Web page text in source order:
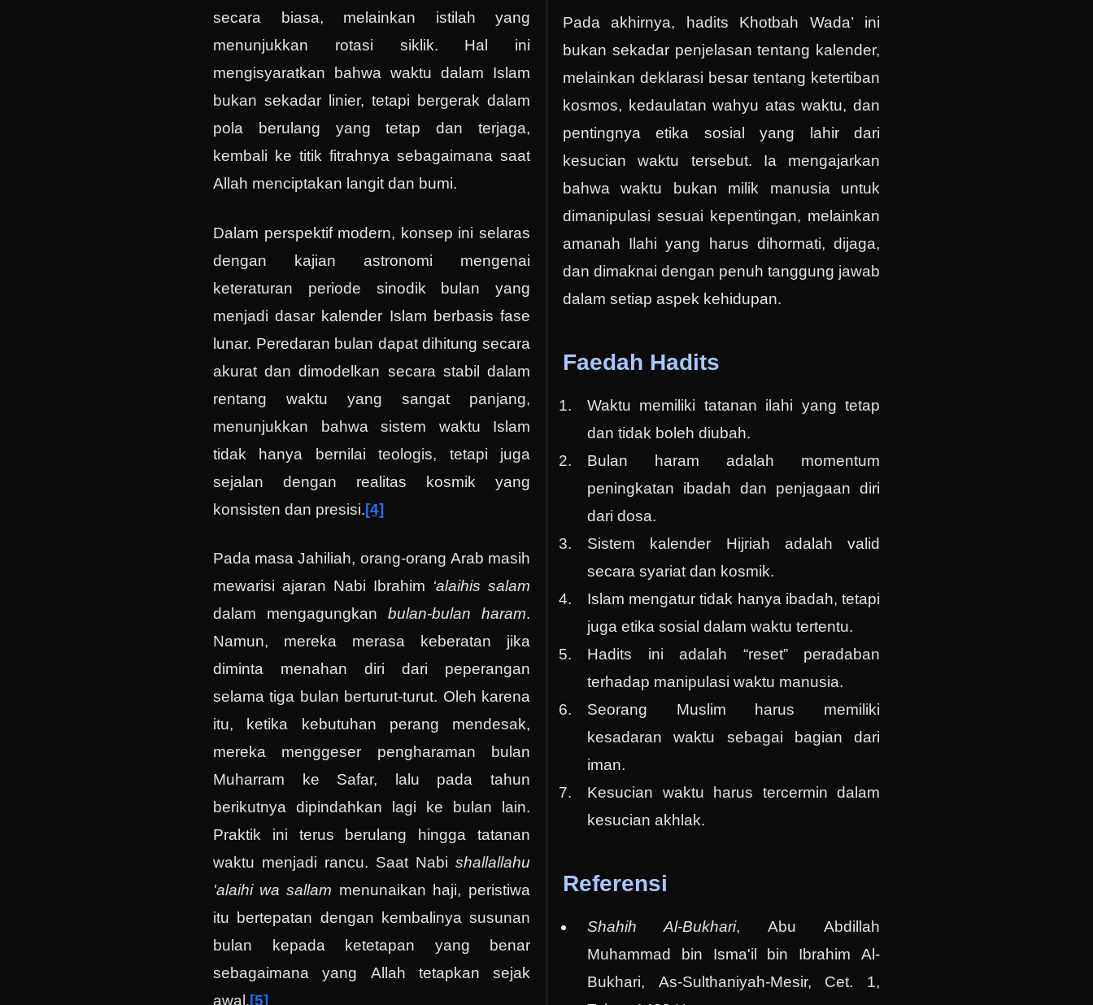
secara biasa, melainkan istilah yang
menunjukkan rotasi siklik. Hal ini
mengisyaratkan bahwa waktu dalam Islam
bukan sekadar linier, tetapi bergerak dalam
pola berulang yang tetap dan terjaga,
kembali ke titik fitrahnya sebagaimana saat
Allah menciptakan langit dan bumi.
Dalam perspektif modern, konsep ini selaras
dengan kajian astronomi mengenai
keteraturan periode sinodik bulan yang
menjadi dasar kalender Islam berbasis fase
lunar. Peredaran bulan dapat dihitung secara
akurat dan dimodelkan secara stabil dalam
rentang waktu yang sangat panjang,
menunjukkan bahwa sistem waktu Islam
tidak hanya bernilai teologis, tetapi juga
sejalan dengan realitas kosmik yang
konsisten dan presisi.[4]
Pada masa Jahiliah, orang-orang Arab masih
mewarisi ajaran Nabi Ibrahim ‘alaihis salam
dalam mengagungkan bulan-bulan haram.
Namun, mereka merasa keberatan jika
diminta menahan diri dari peperangan
selama tiga bulan berturut-turut. Oleh karena
itu, ketika kebutuhan perang mendesak,
mereka menggeser pengharaman bulan
Muharram ke Safar, lalu pada tahun
berikutnya dipindahkan lagi ke bulan lain.
Praktik ini terus berulang hingga tatanan
waktu menjadi rancu. Saat Nabi shallallahu
'alaihi wa sallam menunaikan haji, peristiwa
itu bertepatan dengan kembalinya susunan
bulan kepada ketetapan yang benar
sebagaimana yang Allah tetapkan sejak
awal.[5]
Pada akhirnya, hadits Khotbah Wada’ ini
bukan sekadar penjelasan tentang kalender,
melainkan deklarasi besar tentang ketertiban
kosmos, kedaulatan wahyu atas waktu, dan
pentingnya etika sosial yang lahir dari
kesucian waktu tersebut. Ia mengajarkan
bahwa waktu bukan milik manusia untuk
dimanipulasi sesuai kepentingan, melainkan
amanah Ilahi yang harus dihormati, dijaga,
dan dimaknai dengan penuh tanggung jawab
dalam setiap aspek kehidupan.
Faedah Hadits
Waktu memiliki tatanan ilahi yang tetap
dan tidak boleh diubah.
Bulan haram adalah momentum
peningkatan ibadah dan penjagaan diri
dari dosa.
Sistem kalender Hijriah adalah valid
secara syariat dan kosmik.
Islam mengatur tidak hanya ibadah, tetapi
juga etika sosial dalam waktu tertentu.
Hadits ini adalah “reset” peradaban
terhadap manipulasi waktu manusia.
Seorang Muslim harus memiliki
kesadaran waktu sebagai bagian dari
iman.
Kesucian waktu harus tercermin dalam
kesucian akhlak.
Referensi
ShahihAl-Bukhari, Abu Abdillah
Muhammad bin Isma'il bin Ibrahim Al-
Bukhari, As-Sulthaniyah-Mesir, Cet. 1,